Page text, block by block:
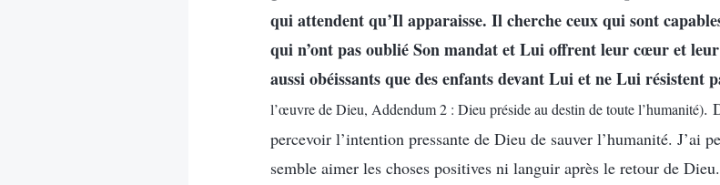
qui attendent qu’Il apparaisse. Il cherche ceux qui sont
qui n’ont pas oublié Son mandat et Lui offrent leur cœur et
aussi obéissants que des enfants devant Lui et ne Lui résistent
l’œuvre de Dieu, Addendum 2 : Dieu préside au destin de toute l’humanité).
percevoir l’intention pressante de Dieu de sauver l’humanité. J’ai
semble aimer les choses positives ni languir après le retour de